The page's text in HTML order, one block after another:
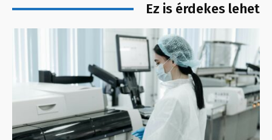
Ez is érdekes lehet